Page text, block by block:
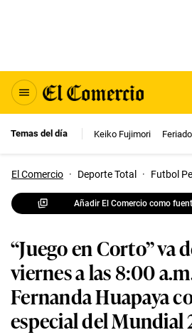
Temas del día Keiko Fujimori
El Comercio · Deporte Total · Futbol
Añadir El Comercio como
“Juego en Corto” va
viernes a las 8:00
Fernanda Huapaya
especial del Mundial